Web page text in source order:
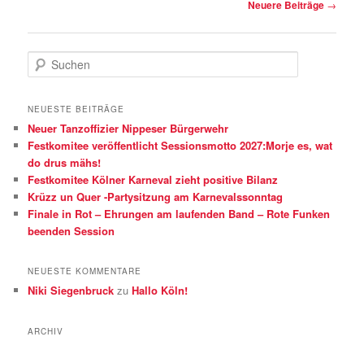
Neuere Beiträge →
u
h
n
NEUESTE BEITRÄGE
Neuer Tanzoffizier Nippeser Bürgerwehr
Festkomitee veröffentlicht Sessionsmotto 2027:Morje es, wat
do drus mähs!
Festkomitee Kölner Karneval zieht positive Bilanz
Krüzz un Quer -Partysitzung am Karnevalssonntag
Finale in Rot – Ehrungen am laufenden Band – Rote Funken
beenden Session
NEUESTE KOMMENTARE
Niki Siegenbruck zuHallo Köln!
ARCHIV